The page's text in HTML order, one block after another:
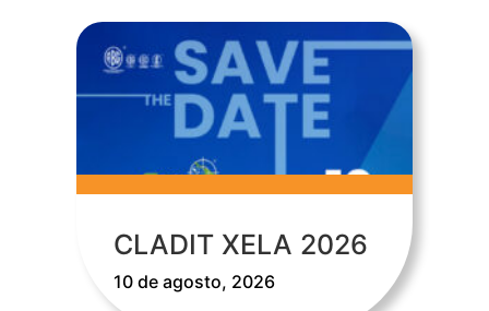
CLADIT XELA 2026
10 de agosto, 2026